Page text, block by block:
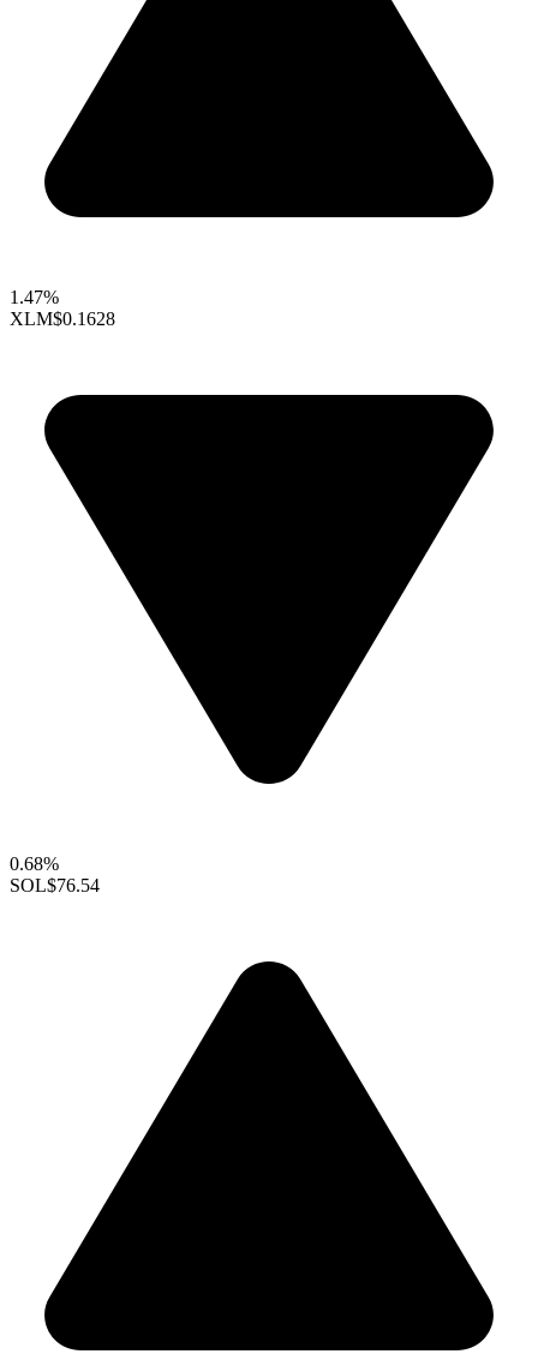
1.47%
XLM$0.1628
0.68%
SOL$76.54